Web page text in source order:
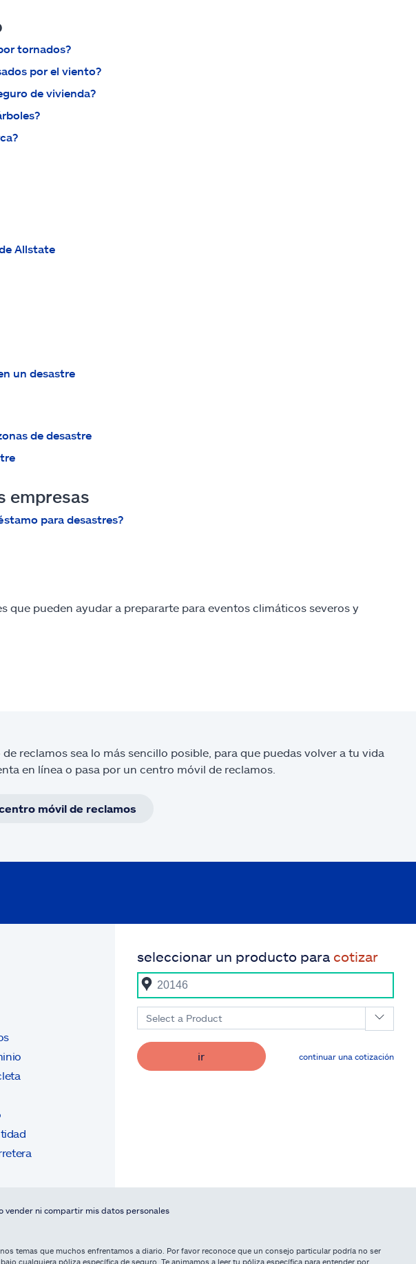
tornados?
por el viento?
de vivienda?
Allstate
un desastre
de desastre
empresas
para desastres?
que pueden ayudar a prepararte para eventos climáticos severos y
reclamos sea lo más sencillo posible, para que puedas volver a tu vida
en línea o pasa por un centro móvil de reclamos.
móvil de reclamos
seleccionar un producto para cotizar
Select a Product
ir continuar una cotización
vender ni compartir mis datos personales
temas que muchos enfrentamos a diario. Por favor reconoce que un consejo particular podría no ser
cualquiera póliza específica de seguro. Te animamos a leer tu póliza específica para entender por